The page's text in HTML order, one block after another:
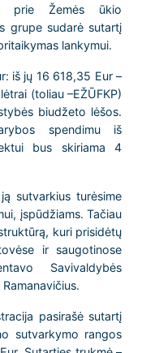
prie Žemės ūkio
grupe sudarė sutartį
lankymui.
iš jų 16 618,35 Eur –
(toliau –EŽŪFKP)
biudžeto lėšos.
spendimu iš
bus skiriama 4
sutvarkius turėsime
įspūdžiams. Tačiau
kuri prisidėtų
ir saugotinose
Savivaldybės
pasirašė sutartį
sutvarkymo rangos